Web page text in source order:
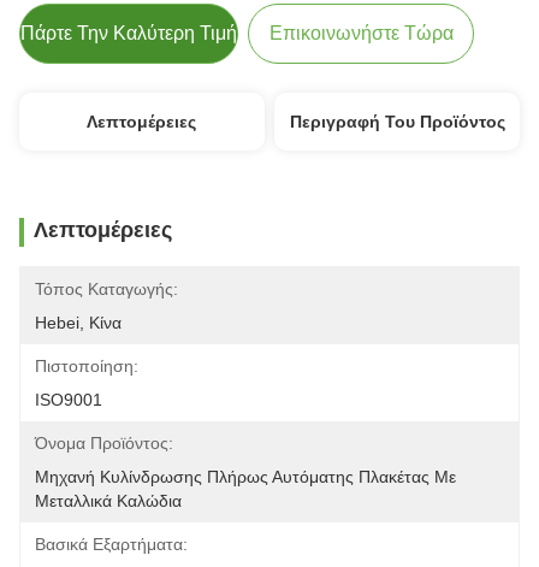
Πάρτε Την Καλύτερη Τιμή Επικοινωνήστε Τώρα
Λεπτομέρειες Περιγραφή Του Προϊόντος
Λεπτομέρειες
Τόπος Καταγωγής:
Hebei, Κίνα
Πιστοποίηση:
ISO9001
Όνομα Προϊόντος:
Μηχανή Κυλίνδρωσης Πλήρως Αυτόματης Πλακέτας Με
Μεταλλικά Καλώδια
Βασικά Εξαρτήματα: